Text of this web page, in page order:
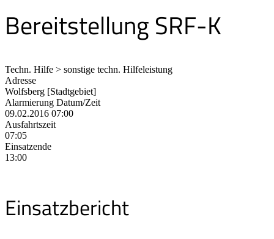
Bereitstellung SRF-K
Techn. Hilfe > sonstige techn. Hilfeleistung
Adresse
Wolfsberg [Stadtgebiet]
Alarmierung Datum/Zeit
09.02.2016 07:00
Ausfahrtszeit
07:05
Einsatzende
13:00
Einsatzbericht